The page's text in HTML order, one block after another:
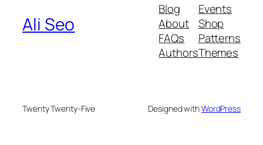
Ali Seo
Blog
About
FAQs
Authors
Events
Shop
Patterns
Themes
Twenty Twenty-Five Designed withWordPress